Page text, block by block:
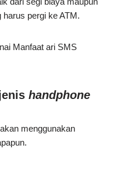
pergi ke ATM.
Manfaat ari SMS
handphone
menggunakan